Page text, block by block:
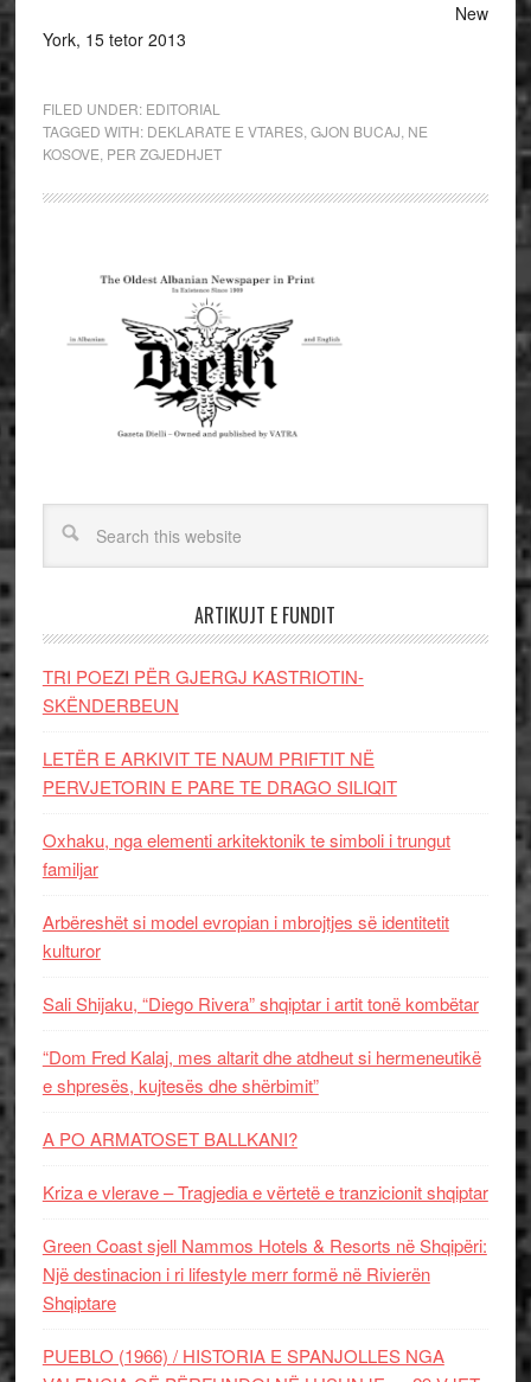
New
York, 15 tetor 2013
FILED UNDER: EDITORIAL
TAGGED WITH: DEKLARATE E VTARES, GJON BUCAJ NE
KOSOVE PER ZGJEDHJET
ARTIKUJT E FUNDIT
TRI POEZI PËR GJERGJ KASTRIOTIN-
SKËNDERBEUN
LETËR E ARKIVIT TE NAUM PRIFTIT NË
PERVJETORIN E PARE TE DRAGO SILIQIT
Oxhaku, nga elementi arkitektonik te simboli i trungut
familjar
Arbëreshët si model evropian i mbrojtjes së identitetit
kulturor
Sali Shijaku, “Diego Rivera” shqiptar i artit tonë kombëtar
“Dom Fred Kalaj, mes altarit dhe atdheut si hermeneutikë
e shpresës, kujtesës dhe shërbimit”
A PO ARMATOSET BALLKANI?
Kriza e vlerave – Tragjedia e vërtetë e tranzicionit shqiptar
Green Coast sjell Nammos Hotels & Resorts në Shqipëri:
Një destinacion i ri lifestyle merr formë në Rivierën
Shqiptare
PUEBLO (1966) / HISTORIA E SPANJOLLES NGA